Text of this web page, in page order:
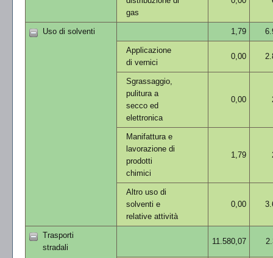
gas
Uso di solventi 1,79
Applicazione
di vernici
0,00
Sgrassaggio,
pulitura a
secco ed
elettronica
0,00
Manifattura e
lavorazione di
prodotti
chimici
1,79
Altro uso di
solventi e
relative attività
0,00
Trasporti
stradali
11.580,07